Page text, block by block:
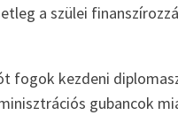
a szülei
fogok kezdeni
gubancok